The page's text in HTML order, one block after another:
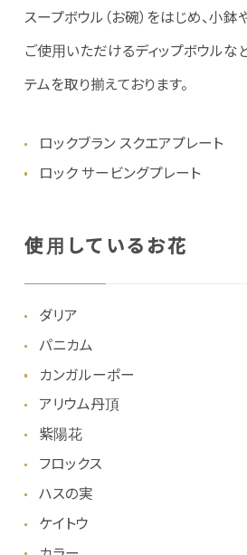
スープボウル（お碗）をはじめ、小鉢
ご使用いただけるディップボウルな
テムを取り揃えております。
ロックブラン スクエアプレート
ロック サービングプレート
使用しているお花
ダリア
パニカム
カンガルーポー
アリウム丹頂
紫陽花
フロックス
ハスの実
ケイトウ